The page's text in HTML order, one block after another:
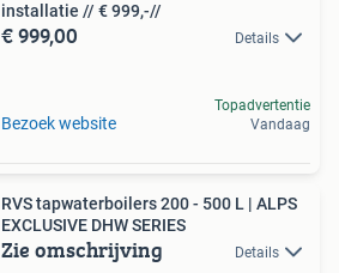
installatie // € 999,-//
€ 999,00 Details
Bezoek website
Topadvertentie
Vandaag
RVS tapwaterboilers 200 - 500 L | ALPS
EXCLUSIVE DHW SERIES
Zie omschrijving Details